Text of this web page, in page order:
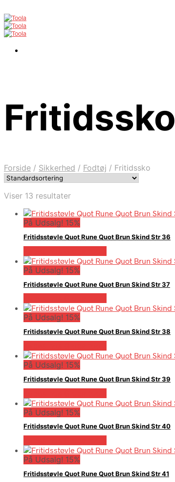
Fritidssko
Forside / Sikkerhed / Fodtøj / Fritidssko
Viser 13 resultater
På Udsalg! 15%
Fritidsstøvle Quot Rune Quot Brun Skind Str 36
På Udsalg! 15%
Fritidsstøvle Quot Rune Quot Brun Skind Str 37
På Udsalg! 15%
Fritidsstøvle Quot Rune Quot Brun Skind Str 38
På Udsalg! 15%
Fritidsstøvle Quot Rune Quot Brun Skind Str 39
På Udsalg! 15%
Fritidsstøvle Quot Rune Quot Brun Skind Str 40
På Udsalg! 15%
Fritidsstøvle Quot Rune Quot Brun Skind Str 41